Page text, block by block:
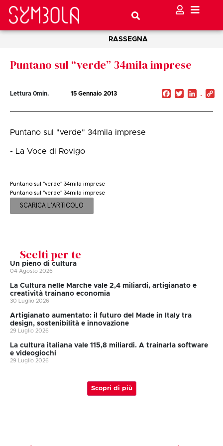
RASSEGNA
Puntano sul “verde” 34mila imprese
Lettura 0min. 15 Gennaio 2013 Facebook
Twitter
Puntano sul "verde" 34mila imprese
- La Voce di Rovigo
Puntano sul "verde" 34mila imprese
Puntano sul "verde" 34mila imprese
SCARICA L'ARTICOLO
Scelti per te
Un pieno di cultura
04 Agosto 2026
La Cultura nelle Marche vale 2,4 miliardi, artigianato e
creatività trainano economia
30 Luglio 2026
Artigianato aumentato: il futuro del Made in Italy tra
design, sostenibilità e innovazione
29 Luglio 2026
La cultura italiana vale 115,8 miliardi. A trainarla software
e videogiochi
29 Luglio 2026
Scopri di più